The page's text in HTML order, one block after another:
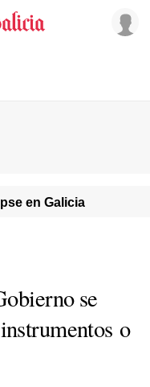
en Galicia
se
o